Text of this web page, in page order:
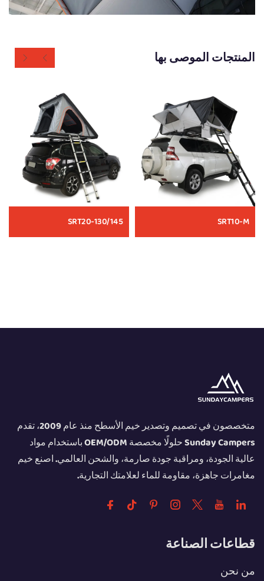
المنتجات الموصى بها
SRT10-M
SRT20-130/145
متخصصون في تصميم وتصدير خيم الأسطح منذ عام 2009، تقدم
Sunday Campers حلولًا مخصصة OEM/ODM باستخدام مواد
عالية الجودة، ومراقبة جودة صارمة، والشحن العالمي. اصنع خيم
مغامرات جاهزة، مقاومة للماء لعلامتك التجارية.
قطاعات الصناعة
من نحن